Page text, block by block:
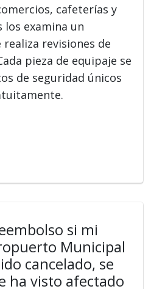
cafeterías y
los examina un
revisiones de
pieza de equipaje se
de seguridad únicos
si mi
Municipal
cancelado, se
ha visto afectado